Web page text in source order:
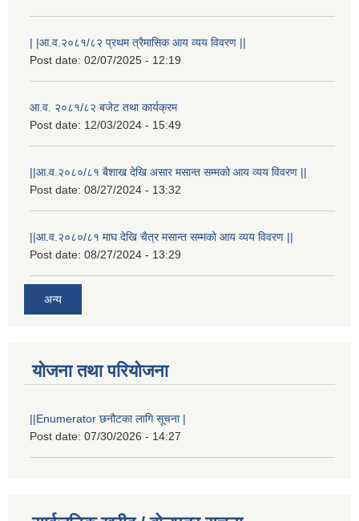
| |आ.व.२०८१/८२ प्रथम त्रैमासिक आय व्यय विवरण ||
Post date: 02/07/2025 - 12:19
आ.व. २०८१/८२ बजेट तथा कार्यक्रम
Post date: 12/03/2024 - 15:49
||आ.व.२०८०/८१ बैशाख देखि असार मसान्त सम्मको आय व्यय विवरण ||
Post date: 08/27/2024 - 13:32
||आ.व.२०८०/८१ माघ देखि चैत्र मसान्त सम्मको आय व्यय विवरण ||
Post date: 08/27/2024 - 13:29
अन्य
योजना तथा परियोजना
||Enumerator छनौटका लागि सूचना |
Post date: 07/30/2026 - 14:27